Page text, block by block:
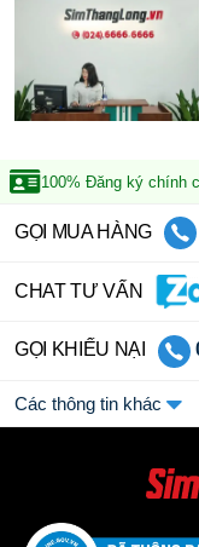
100% Đăng ký chính
GỌI MUA HÀNG
CHAT TƯ VẤN
GỌI KHIẾU NẠI
Các thông tin khác